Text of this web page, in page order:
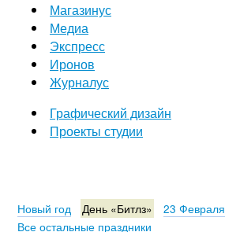
Магазинус
Медиа
Экспресс
Иронов
Журналус
Графический дизайн
Проекты студии
Новый год День «Битлз» 23 Февраля
Все остальные праздники